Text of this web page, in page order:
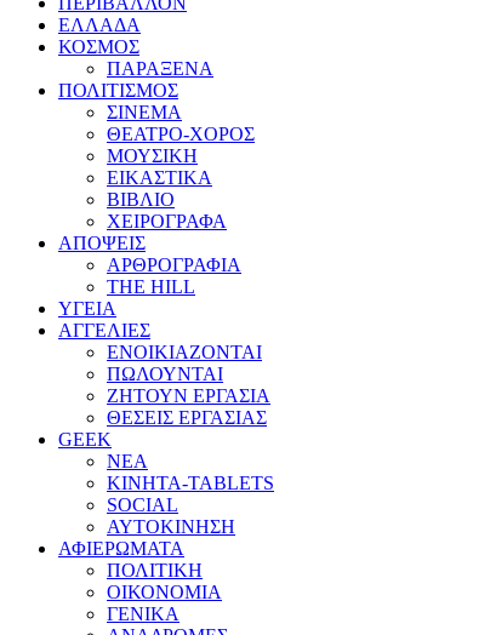
ΕΛΛΑΔΑ
ΚΟΣΜΟΣ
ΠΑΡΑΞΕΝΑ
ΠΟΛΙΤΙΣΜΟΣ
ΣΙΝΕΜΑ
ΘΕΑΤΡΟ-ΧΟΡΟΣ
ΜΟΥΣΙΚΗ
ΕΙΚΑΣΤΙΚΑ
ΒΙΒΛΙΟ
ΧΕΙΡΟΓΡΑΦΑ
ΑΠΟΨΕΙΣ
ΑΡΘΡΟΓΡΑΦΙΑ
THE HILL
ΥΓΕΙΑ
ΑΓΓΕΛΙΕΣ
ΕΝΟΙΚΙΑΖΟΝΤΑΙ
ΠΩΛΟΥΝΤΑΙ
ΖΗΤΟΥΝ ΕΡΓΑΣΙΑ
ΘΕΣΕΙΣ ΕΡΓΑΣΙΑΣ
GEEK
ΝΕΑ
ΚΙΝΗΤΑ-TABLETS
SOCIAL
ΑΥΤΟΚΙΝΗΣΗ
ΑΦΙΕΡΩΜΑΤΑ
ΠΟΛΙΤΙΚΗ
ΟΙΚΟΝΟΜΙΑ
ΓΕΝΙΚΑ